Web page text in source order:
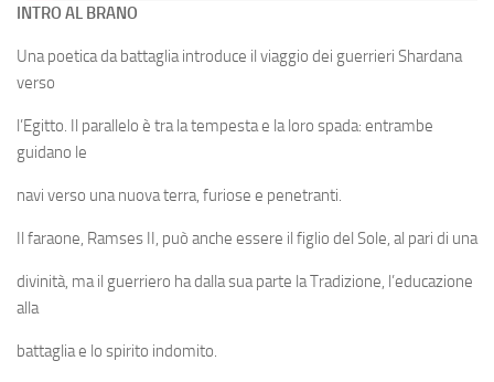
INTRO AL BRANO
Una poetica da battaglia introduce il viaggio dei guerrieri Shardana
verso
l’Egitto. Il parallelo è tra la tempesta e la loro spada: entrambe
guidano le
navi verso una nuova terra, furiose e penetranti.
Il faraone, Ramses II, può anche essere il figlio del Sole, al pari di una
divinità, ma il guerriero ha dalla sua parte la Tradizione, l’educazione
alla
battaglia e lo spirito indomito.